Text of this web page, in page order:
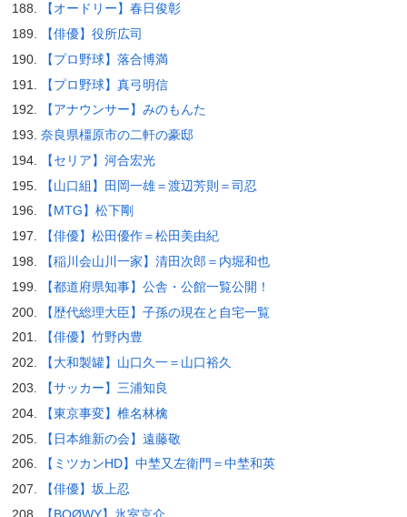
【オードリー】春日俊彰
【俳優】役所広司
【プロ野球】落合博満
【プロ野球】真弓明信
【アナウンサー】みのもんた
奈良県橿原市の二軒の豪邸
【セリア】河合宏光
【山口組】田岡一雄＝渡辺芳則＝司忍
【MTG】松下剛
【俳優】松田優作＝松田美由紀
【稲川会山川一家】清田次郎＝内堀和也
【都道府県知事】公舎・公館一覧公開！
【歴代総理大臣】子孫の現在と自宅一覧
【俳優】竹野内豊
【大和製罐】山口久一＝山口裕久
【サッカー】三浦知良
【東京事変】椎名林檎
【日本維新の会】遠藤敬
【ミツカンHD】中埜又左衛門＝中埜和英
【俳優】坂上忍